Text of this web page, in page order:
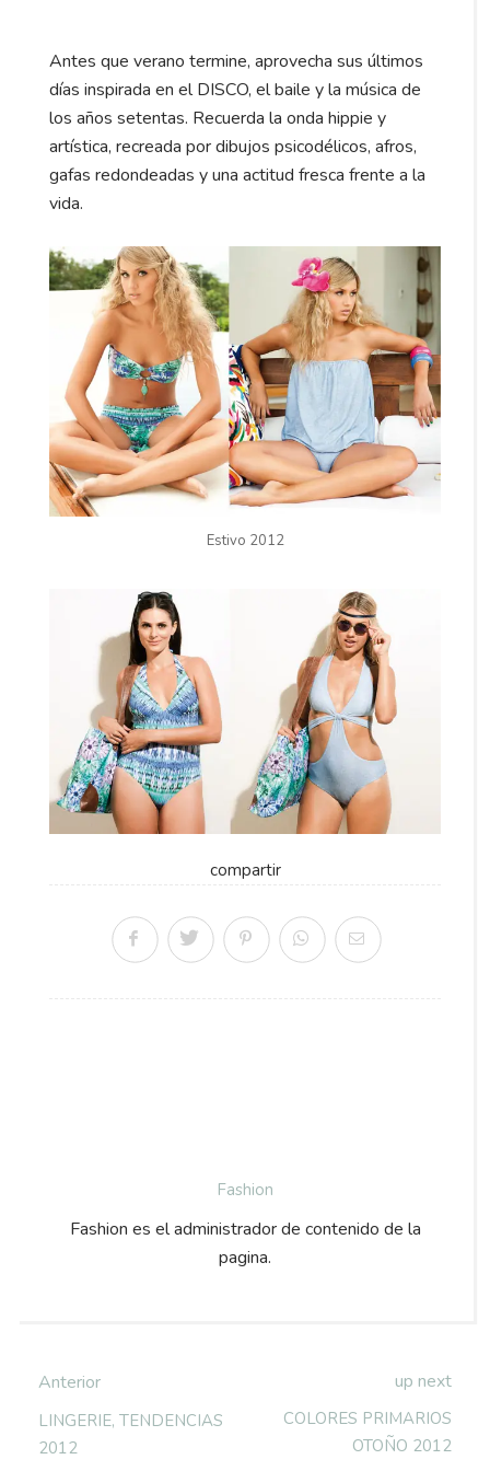
Antes que verano termine, aprovecha sus últimos
días inspirada en el DISCO, el baile y la música de
los años setentas. Recuerda la onda hippie y
artística, recreada por dibujos psicodélicos, afros,
gafas redondeadas y una actitud fresca frente a la
vida.
Estivo 2012
compartir
Fashion
Fashion es el administrador de contenido de la
pagina.
Anterior
LINGERIE, TENDENCIAS
2012
up next
COLORES PRIMARIOS
OTOÑO 2012